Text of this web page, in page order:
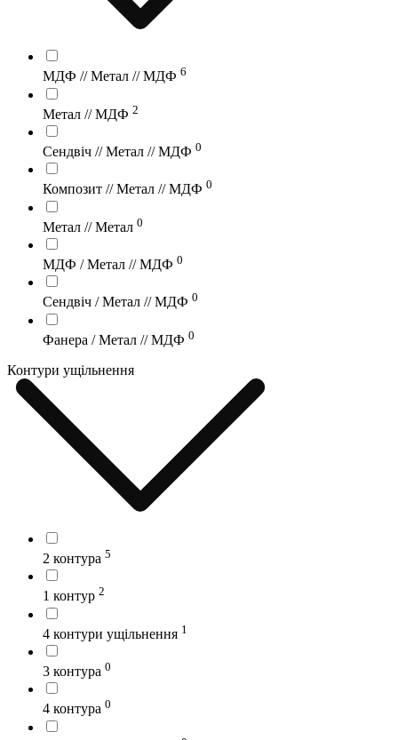
МДФ // Метал // МДФ 6
Метал // МДФ 2
Сендвіч // Метал // МДФ 0
Композит // Метал // МДФ 0
Метал // Метал 0
МДФ / Метал // МДФ 0
Сендвіч / Метал // МДФ 0
Фанера / Метал // МДФ 0
Контури ущільнення
2 контура 5
1 контур 2
4 контури ущільнення 1
3 контура 0
4 контура 0